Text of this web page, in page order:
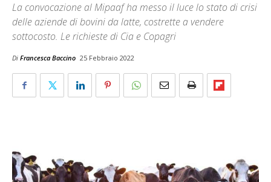
La convocazione al Mipaaf ha messo il luce lo stato di crisi
delle aziende di bovini da latte, costrette a vendere
sottocosto. Le richieste di Cia e Copagri
Di Francesca Baccino 25 Febbraio 2022